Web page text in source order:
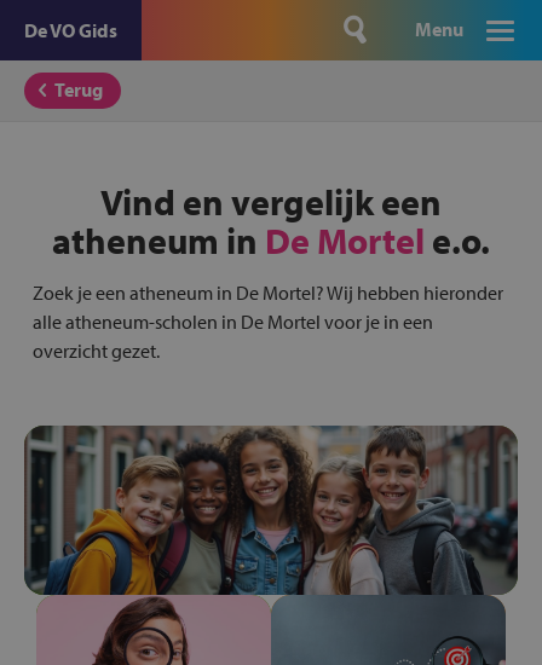
De VO Gids Menu
Terug
Vind en vergelijk een
atheneum in De Mortel e.o.
Zoek je een atheneum in De Mortel? Wij hebben hieronder
alle atheneum-scholen in De Mortel voor je in een
overzicht gezet.